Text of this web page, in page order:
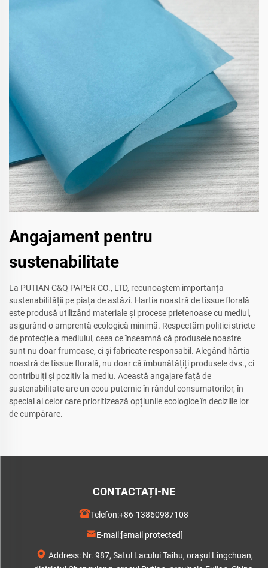
Angajament pentru
sustenabilitate
La PUTIAN C&Q PAPER CO., LTD, recunoaștem importanța
sustenabilității pe piața de astăzi. Hartia noastră de tissue florală
este produsă utilizând materiale și procese prietenoase cu mediul,
asigurând o amprentă ecologică minimă. Respectăm politici stricte
de protecție a mediului, ceea ce înseamnă că produsele noastre
sunt nu doar frumoase, ci și fabricate responsabil. Alegând hârtia
noastră de tissue florală, nu doar că îmbunătățiți produsele dvs., ci
contribuiți și pozitiv la mediu. Această angajare față de
sustenabilitate are un ecou puternic în rândul consumatorilor, în
special al celor care prioritizează opțiunile ecologice în deciziile lor
de cumpărare.
CONTACTAȚI-NE
Telefon:+86-13860987108
E-mail:[email protected]
Address: Nr. 987, Satul Lacului Taihu, orașul Lingchuan,